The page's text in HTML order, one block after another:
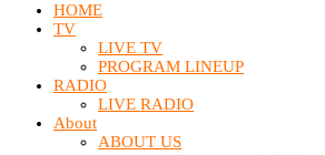
HOME
TV
LIVE TV
PROGRAM LINEUP
RADIO
LIVE RADIO
About
ABOUT US